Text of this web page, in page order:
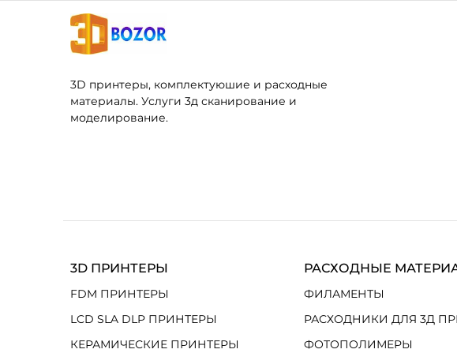
3D принтеры, комплектуюшие и расходные
материалы. Услуги 3д сканирование и
моделирование.
3D ПРИНТЕРЫ
FDM ПРИНТЕРЫ
LCD SLA DLP ПРИНТЕРЫ
КЕРАМИЧЕСКИЕ ПРИНТЕРЫ
РАСХОДНЫЕ
ФИЛАМЕНТЫ
РАСХОДНИКИ ДЛЯ 3Д
ФОТОПОЛИМЕРЫ